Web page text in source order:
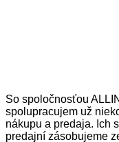
So spoločnosťou
spolupracujem už
nákupu a predaja. Ich
predajní zásobujeme